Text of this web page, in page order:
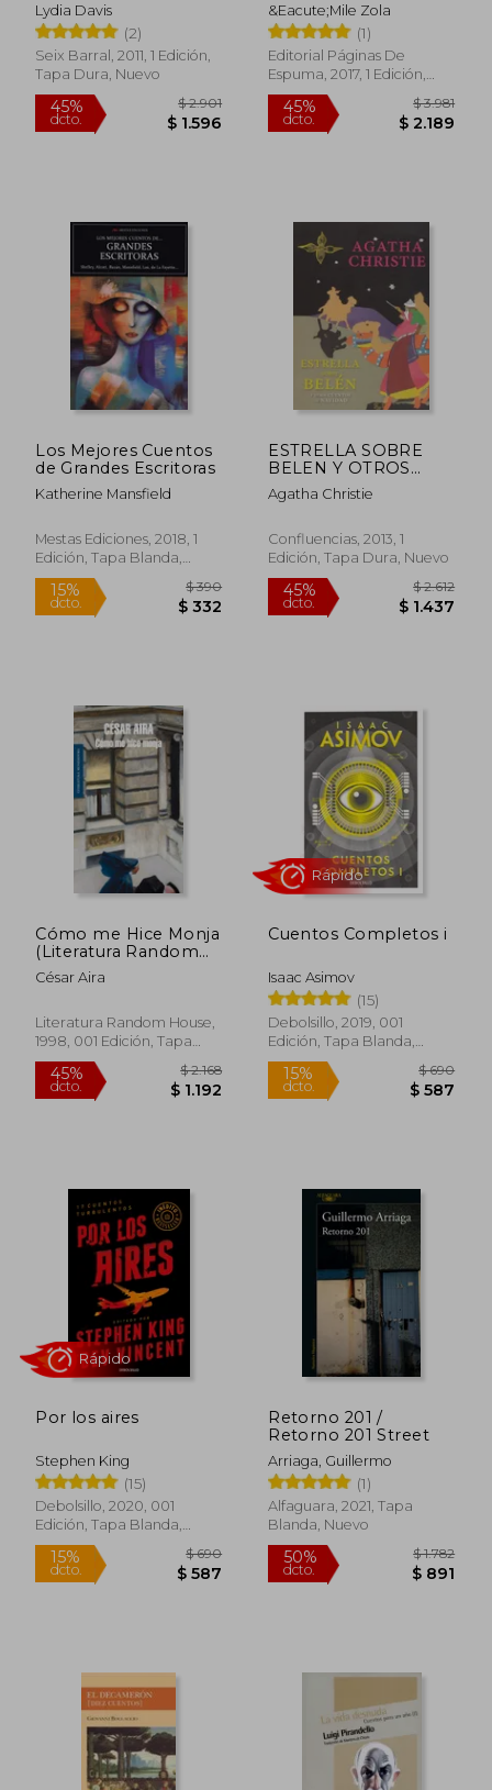
dcto.
45%
Lydia Davis
(2)
Seix Barral, 2011, 1 Edición,
Tapa Dura, Nuevo
45%
dcto.
&Eacute;Mile Zola
(1)
Editorial Páginas De
Espuma, 2017, 1 Edición,
Tapa Dura, Nuevo
45%
dcto.
Los Mejores Cuentos
de Grandes Escritoras
Katherine Mansfield
Mestas Ediciones, 2018, 1
Edición, Tapa Blanda,
Nuevo
15%
dcto.
ESTRELLA SOBRE
BELEN Y OTROS
CUENTOS DE NAVIDA
Agatha Christie
Confluencias, 2013, 1
Edición, Tapa Dura, Nuevo
Cómo me Hice Monja
(Literatura Random
House)
César Aira
Literatura Random House,
1998, 001 Edición, Tapa
Blanda, Nuevo
Cuentos Completos i
Isaac Asimov
(15)
Debolsillo, 2019, 001
Edición, Tapa Blanda,
Nuevo
Por los aires
Stephen King
(15)
Debolsillo, 2020, 001
Edición, Tapa Blanda,
Nuevo
Retorno 201 /
Retorno 201 Street
Arriaga, Guillermo
(1)
Alfaguara, 2021, Tapa
Blanda, Nuevo